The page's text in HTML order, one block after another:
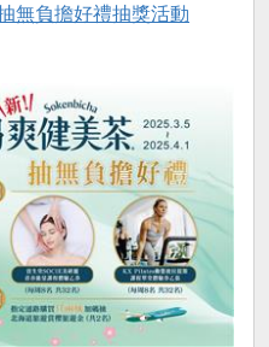
無負擔好禮抽獎活動